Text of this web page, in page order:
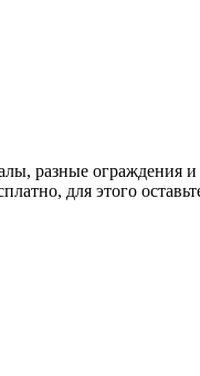
разные ограждения
для этого